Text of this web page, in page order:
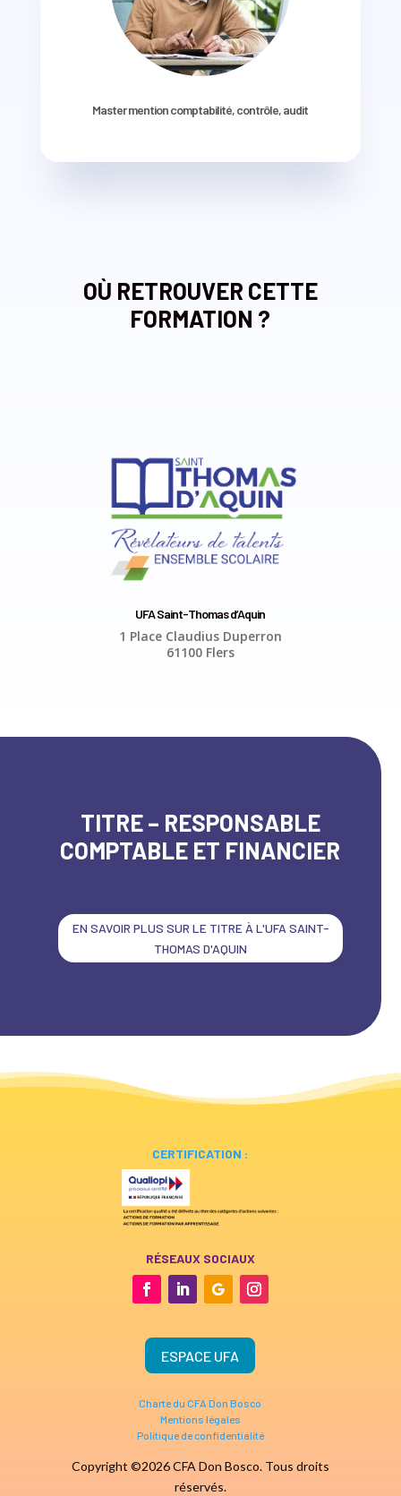
Master mention comptabilité, contrôle, audit
OÙ RETROUVER CETTE
FORMATION ?
UFA Saint-Thomas d’Aquin
1 Place Claudius Duperron
61100 Flers
TITRE – RESPONSABLE
COMPTABLE ET FINANCIER
EN SAVOIR PLUS SUR LE TITRE À L'UFA SAINT-
THOMAS D'AQUIN
CERTIFICATION :
RÉSEAUX SOCIAUX
ESPACE UFA
Charte du CFA Don Bosco
Mentions légales
Politique de confidentialité
Copyright ©2026 CFA Don Bosco. Tous droits
réservés.